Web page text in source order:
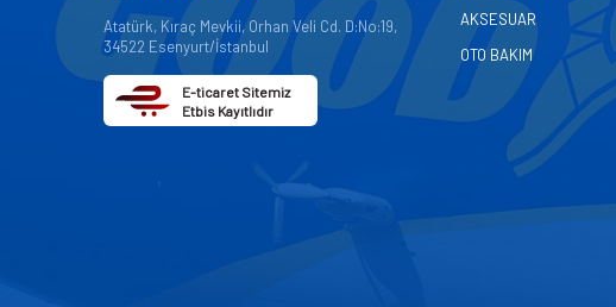
Atatürk, Kıraç Mevkii, Orhan Veli Cd. D:No:19,
34522 Esenyurt/İstanbul
E-ticaret Sitemiz
Etbis Kayıtlıdır
AKSESUAR
OTO BAKIM